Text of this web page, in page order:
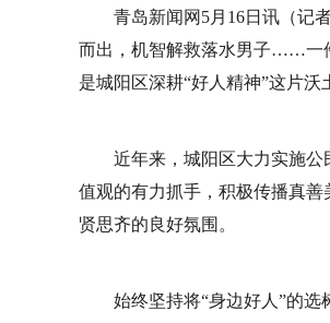
青岛新闻网5月16日讯（记
而出，机智解救落水男子……一
是城阳区深耕“好人精神”这片沃
近年来，城阳区大力实施
值观的有力抓手，积极传播真
贤思齐的良好氛围。
始终坚持将“身边好人”的